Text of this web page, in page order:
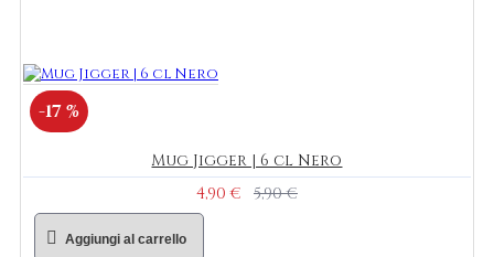
-17 %
Mug Jigger | 6 cl Nero
4,90 €
5,90 €
Aggiungi al carrello